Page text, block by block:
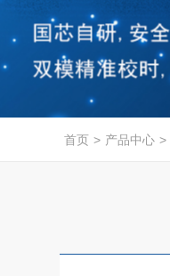
首页 > 产品中心 >